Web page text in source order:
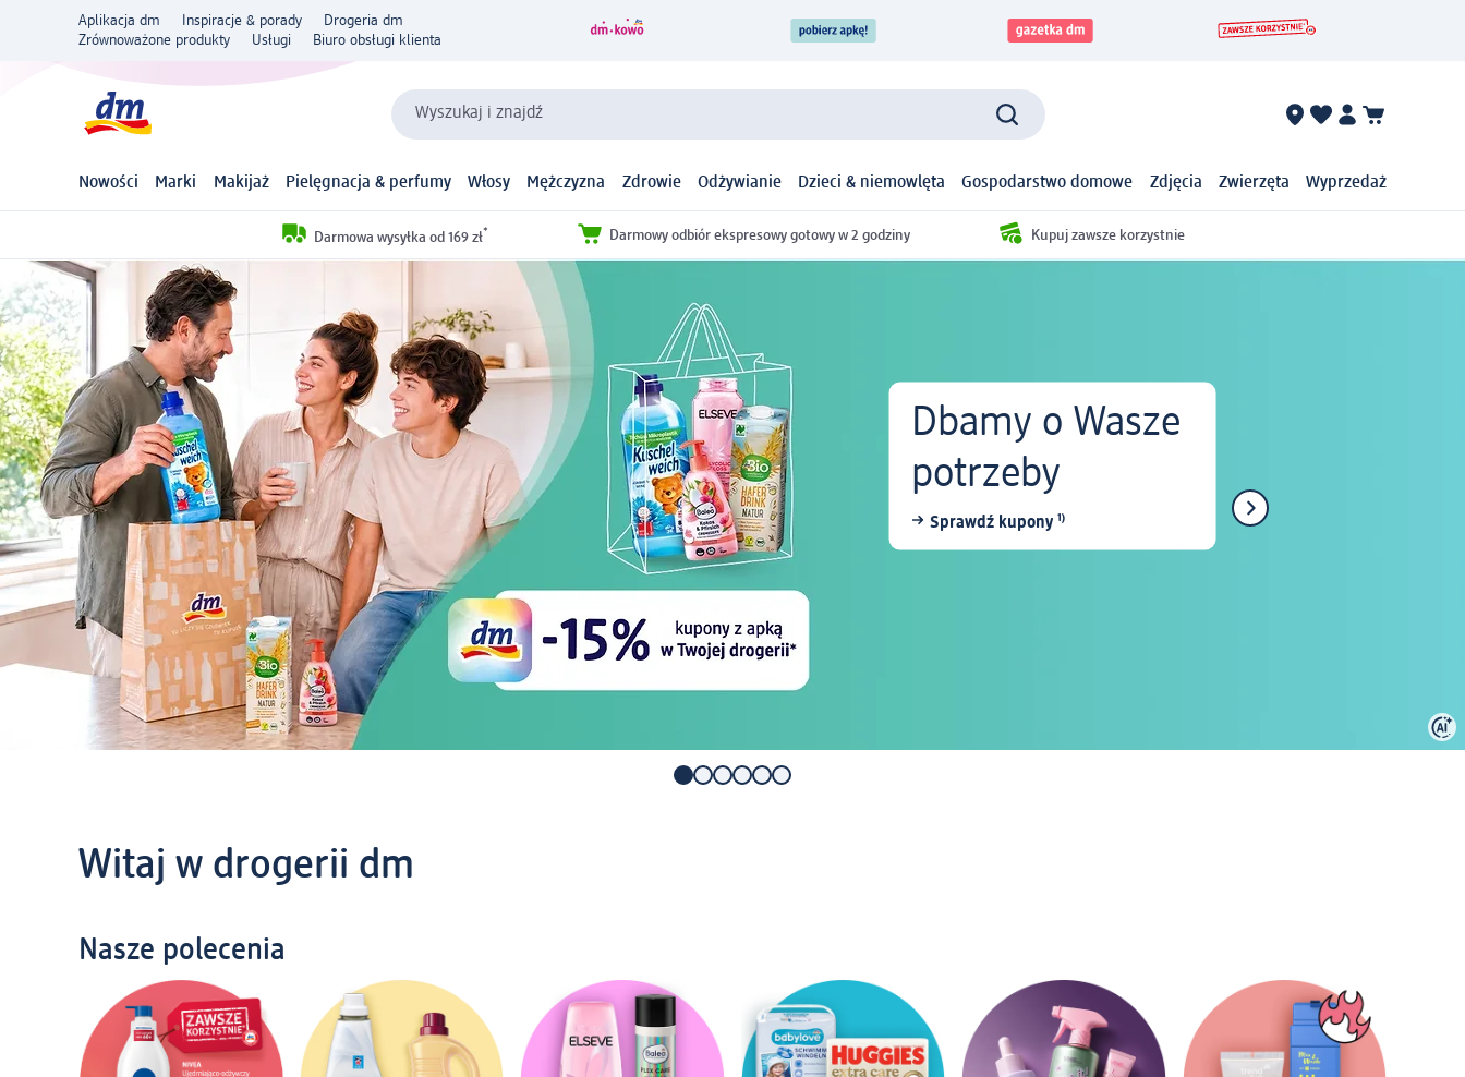
Aplikacja dm Inspiracje & porady
Drogeria dm
Zrównoważone produkty
Usługi Biuro obsługi klienta
Wyszukaj i znajdź
Nowości Marki Makijaż Pielęgnacja & perfumy Włosy Mężczyzna Zdrowie Odżywianie Dzieci & niemowlęta Gospodarstwo domowe Zdjęcia Zwierzęta Wyprzedaż
Darmowa wysyłka od 169 zł* Darmowy odbiór ekspresowy gotowy w 2 godziny Kupuj zawsze korzystnie
Dbamy o Wasze
potrzeby
Sprawdź kupony¹⁾
Witaj w drogerii dm
Nasze polecenia